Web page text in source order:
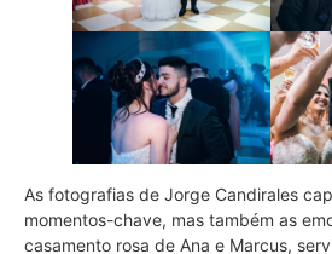
As fotografias de Jorge Candirales
momentos-chave, mas também as
casamento rosa de Ana e Marcus,